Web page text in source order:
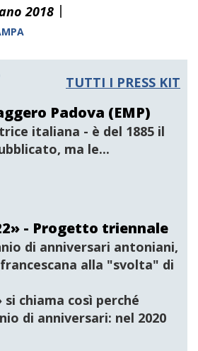
2018 |
TUTTI I PRESS KIT
Padova (EMP)
italiana - è del 1885 il
ma le...
- Progetto triennale
di anniversari antoniani,
alla "svolta" di
chiama così perché
di anniversari: nel 2020